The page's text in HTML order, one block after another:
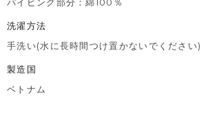
洗濯方法
手洗い(水に長時間つけ置かないでください)
製造国
ベトナム